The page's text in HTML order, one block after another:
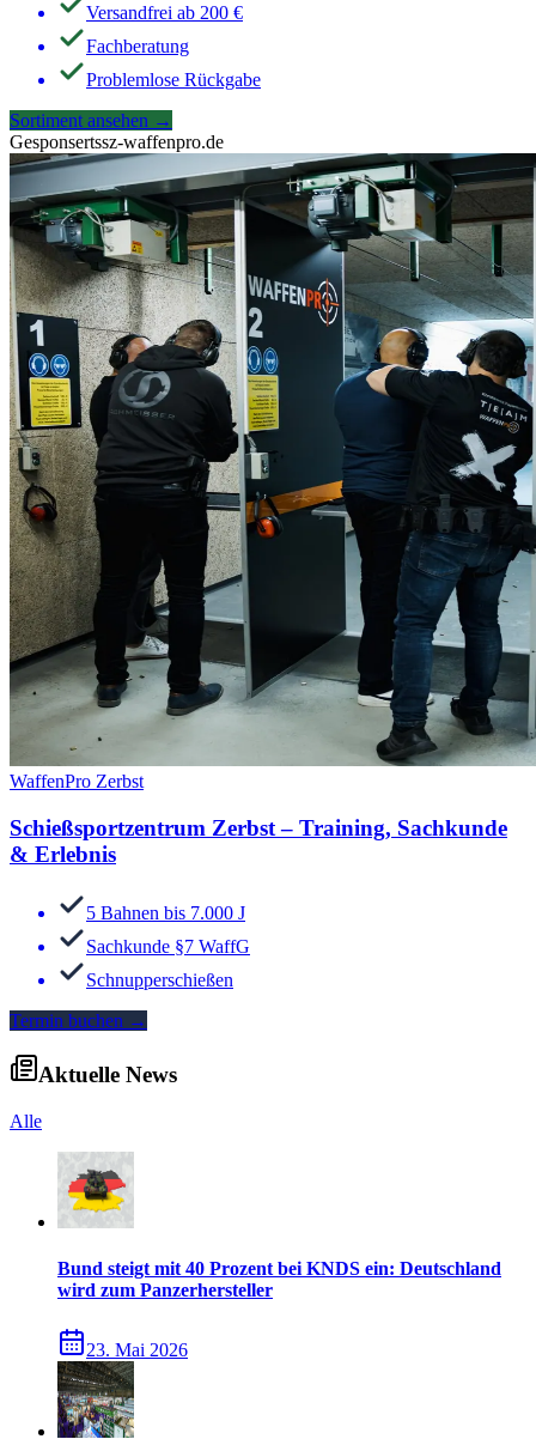
Versandfrei ab 200 €
Fachberatung
Problemlose Rückgabe
Sortiment ansehen →
Gesponsertssz-waffenpro.de
WaffenPro Zerbst
Schießsportzentrum Zerbst – Training, Sachkunde
& Erlebnis
5 Bahnen bis 7.000 J
Sachkunde §7 WaffG
Schnupperschießen
Termin buchen →
Aktuelle News
Alle
Bund steigt mit 40 Prozent bei KNDS ein: Deutschland
wird zum Panzerhersteller
23. Mai 2026